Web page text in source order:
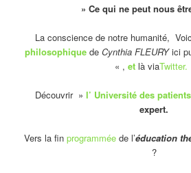
» Ce qui ne peut nous
La conscience de notre humanité,
philosophique de Cynthia FLEURYici
« , et là viaTwitter.
Découvrir » l’ Université des
expert.
Vers la fin programmée de l’éducation
?